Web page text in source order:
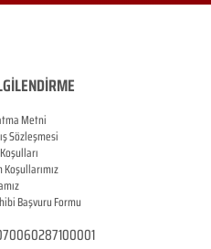
Metni
Sözleşmesi
Başvuru Formu